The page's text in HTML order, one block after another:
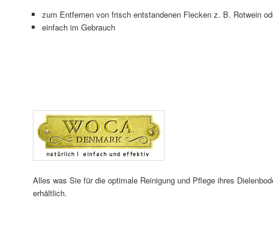
zum Entfernen von frisch entstandenen Flecken z. B. Rotwein
einfach im Gebrauch
Alles was Sie für die optimale Reinigung und Pflege ihres
erhältlich.